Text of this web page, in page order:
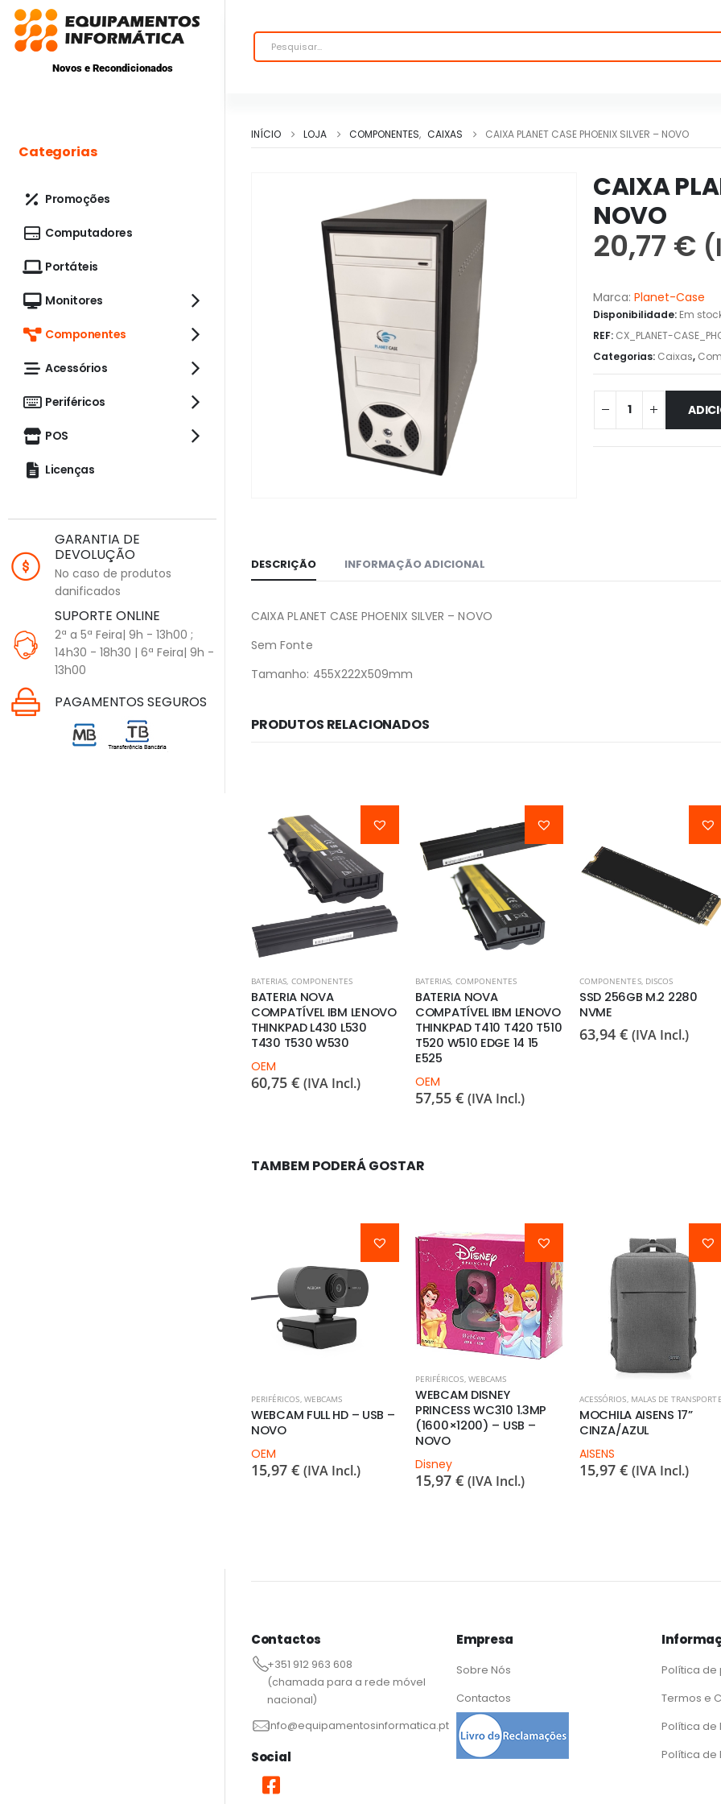
Novos e Recondicionados
INÍCIO LOJA COMPONENTES, CAIXAS CAIXA PLANET CASE PHOENIX SILVER – NOVO
CAIXA
NOVO
20,77 €
Marca: Planet-Case
Disponibilidade: Em
REF: CX_PLANET-
Categorias: Caixas,
DESCRIÇÃO INFORMAÇÃO ADICIONAL
CAIXA PLANET CASE PHOENIX SILVER – NOVO
Sem Fonte
Tamanho: 455X222X509mm
PRODUTOS RELACIONADOS
BATERIAS, COMPONENTES
BATERIA NOVA
COMPATÍVEL IBM LENOVO
THINKPAD L430 L530
T430 T530 W530
OEM
60,75 € (IVA Incl.)
BATERIAS, COMPONENTES
BATERIA NOVA
COMPATÍVEL IBM LENOVO
THINKPAD T410 T420 T510
T520 W510 EDGE 14 15
E525
OEM
57,55 € (IVA Incl.)
COMPONENTES, DISCOS
SSD 256GB M.2 2280
NVME
63,94 € (IVA Incl.)
TAMBEM PODERÁ GOSTAR
PERIFÉRICOS, WEBCAMS
WEBCAM FULL HD – USB –
NOVO
OEM
15,97 € (IVA Incl.)
PERIFÉRICOS, WEBCAMS
WEBCAM DISNEY
PRINCESS WC310 1.3MP
(1600×1200) – USB –
NOVO
Disney
15,97 € (IVA Incl.)
ACESSÓRIOS, MALAS DE TRANSPORTE
MOCHILA AISENS 17”
CINZA/AZUL
AISENS
15,97 € (IVA Incl.)
Categorias
Promoções
Computadores
Portáteis
Monitores
Componentes
Acessórios
Periféricos
POS
Licenças
GARANTIA DE
DEVOLUÇÃO
No caso de produtos
danificados
SUPORTE ONLINE
2ª a 5ª Feira| 9h - 13h00 ;
14h30 - 18h30 | 6ª Feira| 9h -
13h00
PAGAMENTOS SEGUROS
Contactos
+351 912 963 608
(chamada para a rede móvel
nacional)
info@equipamentosinformatica.pt
Social
Empresa
Sobre Nós
Contactos
Política de
Termos e
Política de
Política de